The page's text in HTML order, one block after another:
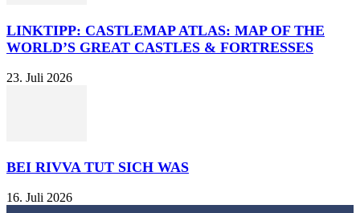
LINKTIPP: CASTLEMAP ATLAS: MAP OF THE
WORLD’S GREAT CASTLES & FORTRESSES
23. Juli 2026
BEI RIVVA TUT SICH WAS
16. Juli 2026